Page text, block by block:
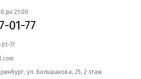
до 21:00
01-77
77
ул. Большакова, 25, 2 этаж